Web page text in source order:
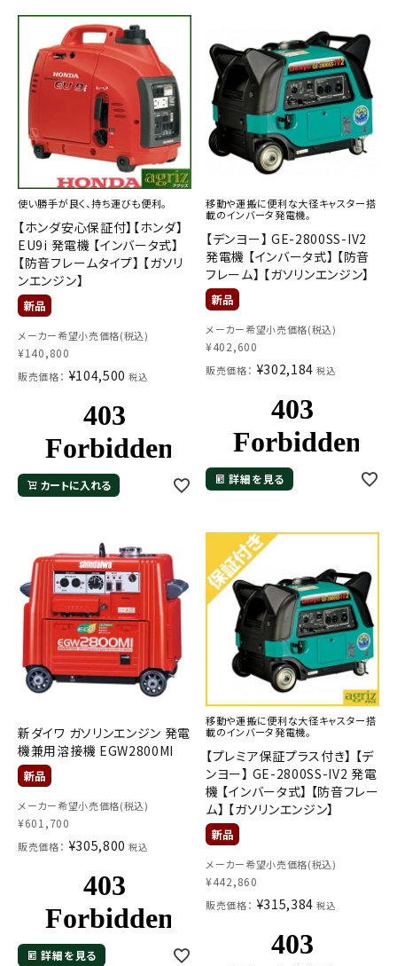
使い勝手が良く、持ち運びも便利。
【ホンダ安心保証付】【ホンダ】
EU9i 発電機 【インバータ式】
【防音フレームタイプ】 【ガソリ
ンエンジン】
メーカー希望小売価格(税込)
¥140,800
販売価格： ¥104,500 税込
カートに入れる
移動や運搬に便利な大径キャスター搭
載のインバータ発電機。
【デンヨー】 GE-2800SS-IV2
発電機 【インバータ式】 【防音
フレーム】 【ガソリンエンジン】
メーカー希望小売価格(税込)
¥402,600
販売価格： ¥302,184 税込
詳細を見る
新ダイワ ガソリンエンジン 発電
機兼用溶接機 EGW2800MI
メーカー希望小売価格(税込)
¥601,700
販売価格： ¥305,800 税込
詳細を見る
移動や運搬に便利な大径キャスター搭
載のインバータ発電機。
【プレミア保証プラス付き】 【デ
ンヨー】 GE-2800SS-IV2 発電
機 【インバータ式】 【防音フレー
ム】 【ガソリンエンジン】
メーカー希望小売価格(税込)
¥442,860
販売価格： ¥315,384 税込